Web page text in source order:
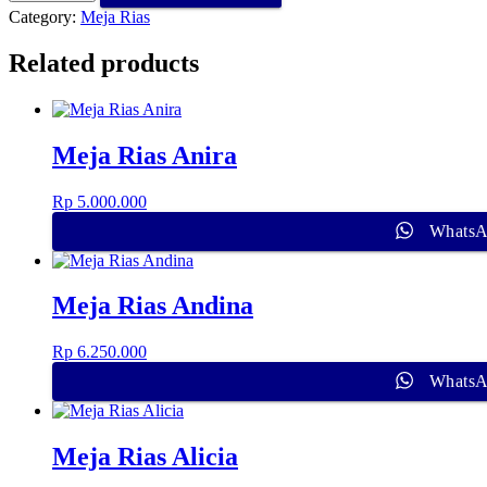
Category: Meja Rias
Related products
Meja Rias Anira
Rp 5.000.000
Meja Rias Andina
Rp 6.250.000
Meja Rias Alicia